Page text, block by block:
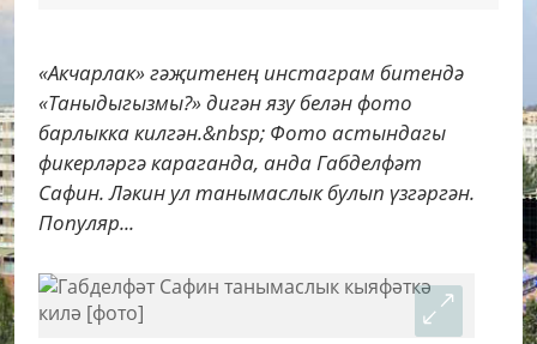
«Акчарлак» гәҗитенең инстаграм битендә
«Таныдыгызмы?» дигән язу белән фото
барлыкка килгән.&nbsp; Фото астындагы
фикерләргә караганда, анда Габделфәт
Сафин. Ләкин ул танымаслык булып үзгәргән.
Популяр...